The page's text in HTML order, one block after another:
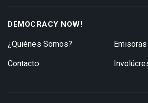
DEMOCRACY NOW!
¿Quiénes Somos?
Contacto
Emisoras